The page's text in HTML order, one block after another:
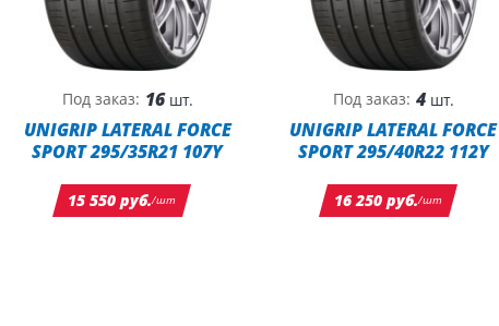
Под заказ: 16шт.
UNIGRIP LATERAL FORCE
SPORT 295/35R21 107Y
15 550 руб./шт
Под заказ: 4шт.
UNIGRIP LATERAL FORCE
SPORT 295/40R22 112Y
16 250 руб./шт